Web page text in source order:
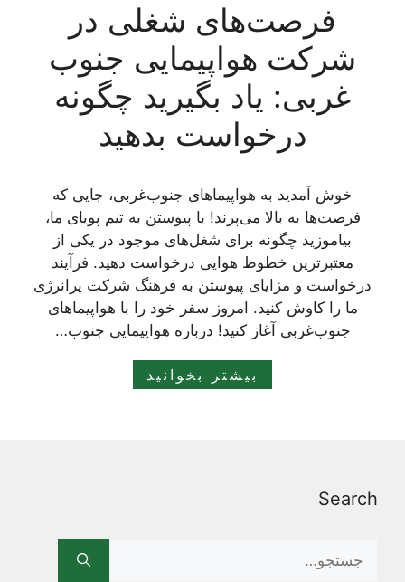
فرصت‌های شغلی در
شرکت هواپیمایی جنوب
غربی: یاد بگیرید چگونه
درخواست بدهید
خوش آمدید به هواپیماهای جنوب‌غربی، جایی که
فرصت‌ها به بالا می‌پرند! با پیوستن به تیم پویای ما،
بیاموزید چگونه برای شغل‌های موجود در یکی از
معتبرترین خطوط هوایی درخواست دهید. فرآیند
درخواست و مزایای پیوستن به فرهنگ شرکت پرانرژی
ما را کاوش کنید. امروز سفر خود را با هواپیماهای
جنوب‌غربی آغاز کنید! درباره هواپیمایی جنوب…
بیشتر بخوانید
Search